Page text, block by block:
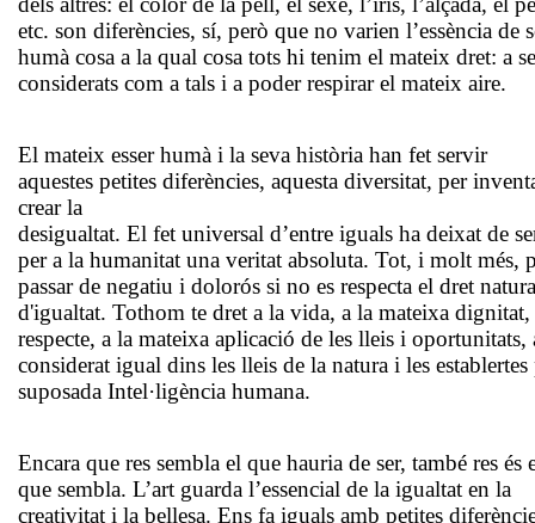
etc. son diferències, sí, però que no varien l’essència de
humà cosa a la qual cosa tots hi tenim el mateix dret: a
considerats com a tals i a poder respirar el mateix aire.
El mateix esser humà i la seva història han fet servir
aquestes petites diferències, aquesta diversitat, per
crear la
desigualtat. El fet universal d’entre iguals ha deixat de
per a la humanitat una veritat absoluta. Tot, i molt més,
passar de negatiu i dolorós si no es respecta el dret
d'igualtat. Tothom te dret a la vida, a la mateixa dignitat,
respecte, a la mateixa aplicació de les lleis i oportunitats,
considerat igual dins les lleis de la natura i les establertes
suposada Intel·ligència humana.
Encara que res sembla el que hauria de ser, també res és
que sembla. L’art guarda l’essencial de la igualtat en la
creativitat i la bellesa. Ens fa iguals amb petites